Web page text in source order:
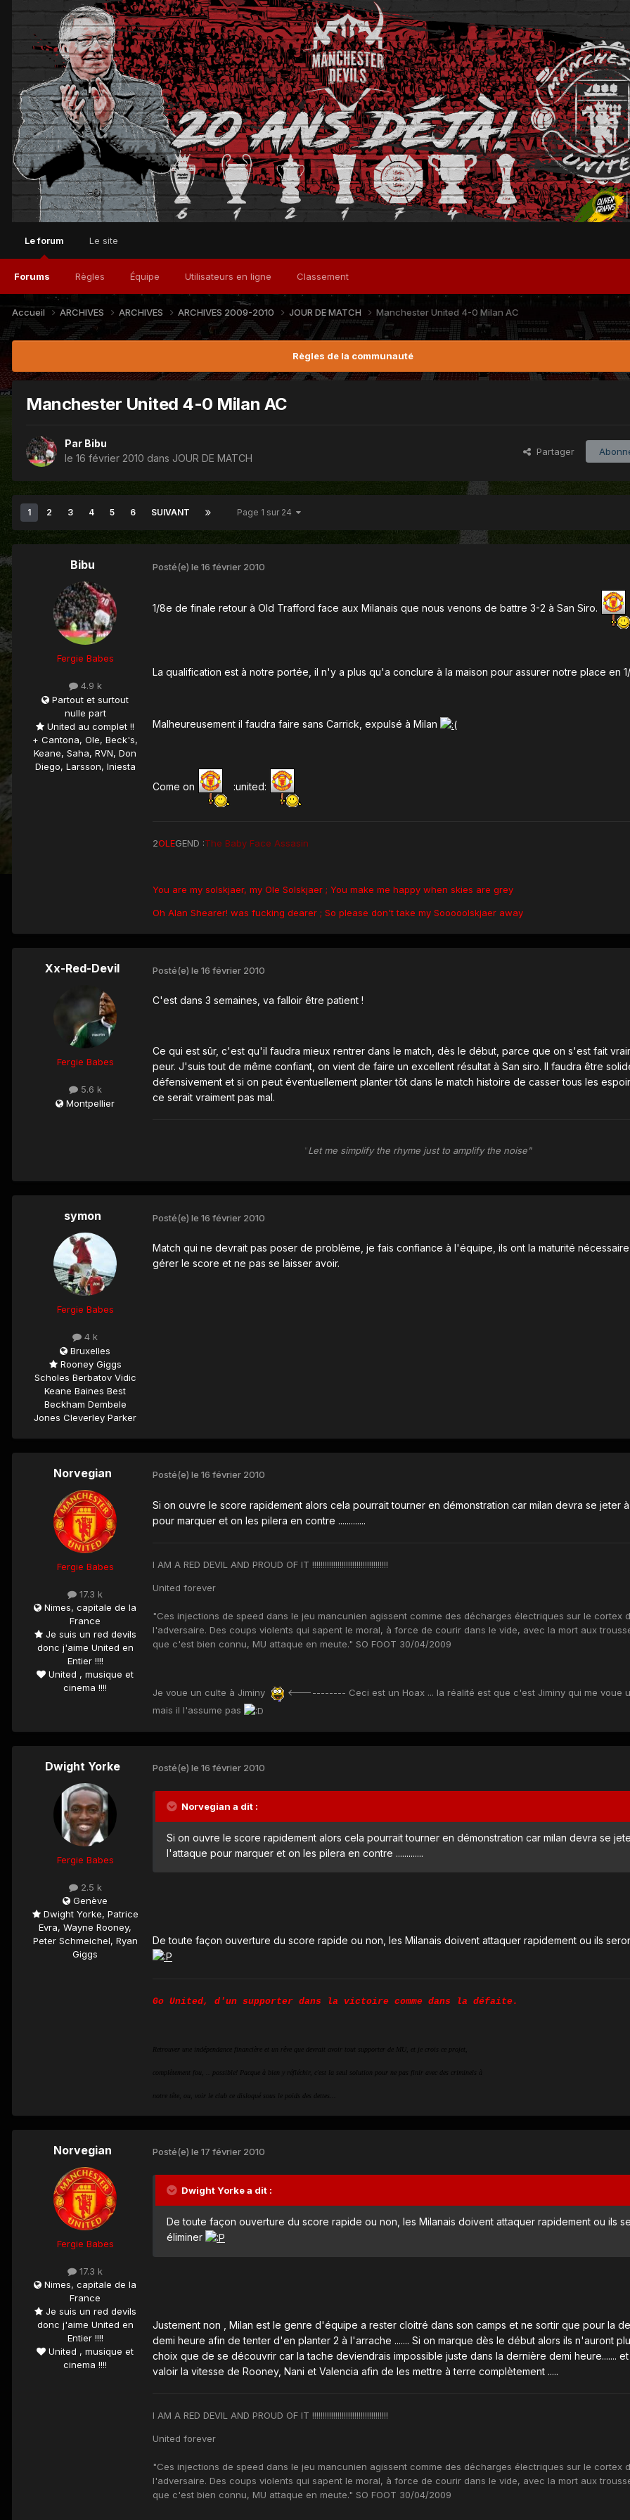
Le forum
Forums Règles Équipe Utilisateurs en ligne Classement
Le site
Accueil ARCHIVES ARCHIVES ARCHIVES 2009-2010 JOUR DE MATCH Manchester United 4-0 Milan AC
Règles de la communauté
Manchester United 4-0 Milan AC
Par Bibu
le 16 février 2010 dans JOUR DE MATCH
Partager
1 2 3 4 5 6 SUIVANT Page 1 sur 24
Bibu
Fergie Babes
4.9 k
Partout et surtout
nulle part
United au complet !!
+ Cantona, Ole, Beck's,
Keane, Saha, RVN, Don
Diego, Larsson, Iniesta
Posté(e) le 16 février 2010
1/8e de finale retour à Old Trafford face aux Milanais que nous venons de battre 3-2 à San Siro.
La qualification est à notre portée, il n'y a plus qu'a conclure à la maison pour assurer notre place en
Malheureusement il faudra faire sans Carrick, expulsé à Milan
Come on :united:
2OLEGEND :The Baby Face Assasin
You are my solskjaer, my Ole Solskjaer ; You make me happy when skies are grey
Oh Alan Shearer! was fucking dearer ; So please don't take my Sooooolskjaer away
Xx-Red-Devil
Fergie Babes
5.6 k
Montpellier
Posté(e) le 16 février 2010
C'est dans 3 semaines, va falloir être patient !
Ce qui est sûr, c'est qu'il faudra mieux rentrer dans le match, dès le début, parce que on s'est fait
peur. J'suis tout de même confiant, on vient de faire un excellent résultat à San siro. Il faudra être
défensivement et si on peut éventuellement planter tôt dans le match histoire de casser tous les
ce serait vraiment pas mal.
"Let me simplify the rhyme just to amplify the noise"
symon
Fergie Babes
4 k
Bruxelles
Rooney Giggs
Scholes Berbatov Vidic
Keane Baines Best
Beckham Dembele
Jones Cleverley Parker
Posté(e) le 16 février 2010
Match qui ne devrait pas poser de problème, je fais confiance à l'équipe, ils ont la maturité
gérer le score et ne pas se laisser avoir.
Norvegian
Fergie Babes
17.3 k
Nimes, capitale de la
France
Je suis un red devils
donc j'aime United en
Entier !!!!
United , musique et
cinema !!!!
Posté(e) le 16 février 2010
Si on ouvre le score rapidement alors cela pourrait tourner en démonstration car milan devra se jeter
pour marquer et on les pilera en contre .............
I AM A RED DEVIL AND PROUD OF IT !!!!!!!!!!!!!!!!!!!!!!!!!!!!!!!!!!!!
United forever
"Ces injections de speed dans le jeu mancunien agissent comme des décharges électriques sur le cortex
l'adversaire. Des coups violents qui sapent le moral, à force de courir dans le vide, avec la mort aux
que c'est bien connu, MU attaque en meute." SO FOOT 30/04/2009
Je voue un culte à Jiminy
<----------- Ceci est un Hoax ... la réalité est que c'est Jiminy qui me voue
mais il l'assume pas
Dwight Yorke
Fergie Babes
2.5 k
Genève
Dwight Yorke, Patrice
Evra, Wayne Rooney,
Peter Schmeichel, Ryan
Giggs
Posté(e) le 16 février 2010
Norvegian a dit :
Si on ouvre le score rapidement alors cela pourrait tourner en démonstration car milan devra se
l'attaque pour marquer et on les pilera en contre .............
De toute façon ouverture du score rapide ou non, les Milanais doivent attaquer rapidement ou ils
Go United, d'un supporter dans la victoire comme dans la défaite.
Retrouver une indépendance financière et un rêve que devrait avoir tout supporter de MU, et je crois ce projet,
complètement fou, .. possible! Pacque à bien y réfléchir, c'est la seul solution pour ne pas finir avec des criminels à
notre tête, ou, voir le club ce disloqué sous le poids des dettes...
Norvegian
Fergie Babes
17.3 k
Nimes, capitale de la
France
Je suis un red devils
donc j'aime United en
Entier !!!!
United , musique et
cinema !!!!
Posté(e) le 17 février 2010
Dwight Yorke a dit :
De toute façon ouverture du score rapide ou non, les Milanais doivent attaquer rapidement ou ils
éliminer
Justement non , Milan est le genre d'équipe a rester cloitré dans son camps et ne sortir que pour la
demi heure afin de tenter d'en planter 2 à l'arrache ....... Si on marque dès le début alors ils n'auront
choix que de se découvrir car la tache deviendrais impossible juste dans la dernière demi heure.......
valoir la vitesse de Rooney, Nani et Valencia afin de les mettre à terre complètement .....
I AM A RED DEVIL AND PROUD OF IT !!!!!!!!!!!!!!!!!!!!!!!!!!!!!!!!!!!!
United forever
"Ces injections de speed dans le jeu mancunien agissent comme des décharges électriques sur le cortex
l'adversaire. Des coups violents qui sapent le moral, à force de courir dans le vide, avec la mort aux
que c'est bien connu, MU attaque en meute." SO FOOT 30/04/2009